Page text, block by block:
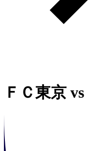
ＦＣ東京 vs